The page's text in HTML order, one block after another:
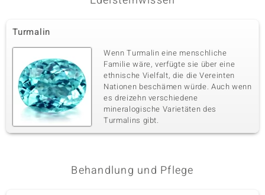
Turmalin
Wenn Turmalin eine menschliche
Familie wäre, verfügte sie über eine
ethnische Vielfalt, die die Vereinten
Nationen beschämen würde. Auch wenn
es dreizehn verschiedene
mineralogische Varietäten des
Turmalins gibt.
Behandlung und Pflege